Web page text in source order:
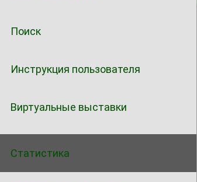
Поиск
Инструкция пользователя
Виртуальные выставки
Статистика